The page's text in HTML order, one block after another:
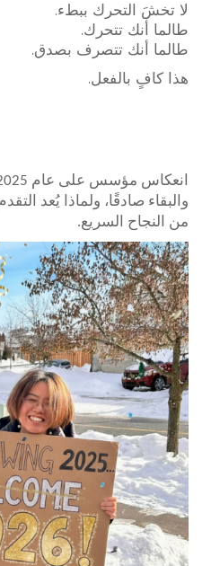
لا تخشَ التحرك ببطء.
طالما أنك تتحرك.
طالما أنك تتصرف بصدق.
هذا كافٍ بالفعل.
انعكاس مؤسس على عام 2025
والبقاء صادقًا، ولماذا يُعد
من النجاح السريع.